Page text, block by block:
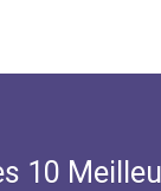
10